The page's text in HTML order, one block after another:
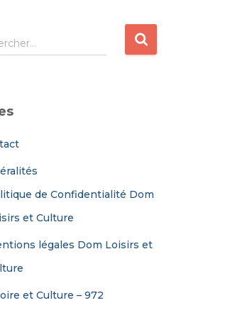
de Confidentialité Dom
et Culture
légales Dom Loisirs et
et Culture – 972